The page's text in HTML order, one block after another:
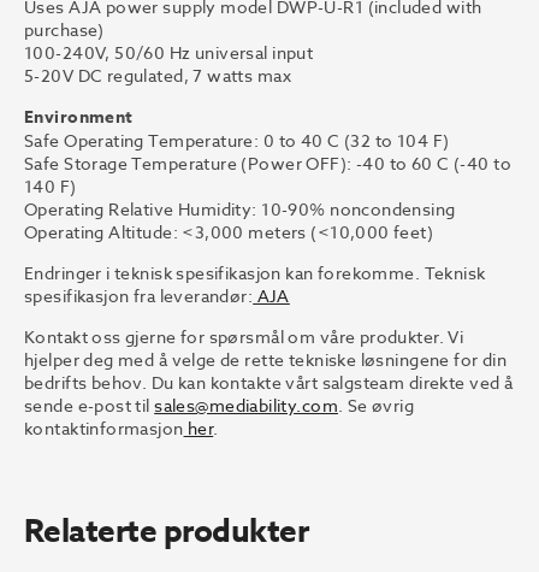
Uses AJA power supply model DWP-U-R1 (included with
purchase)
100-240V, 50/60 Hz universal input
5-20V DC regulated, 7 watts max
Environment
Safe Operating Temperature: 0 to 40 C (32 to 104 F)
Safe Storage Temperature (Power OFF): -40 to 60 C (-40 to
140 F)
Operating Relative Humidity: 10-90% noncondensing
Operating Altitude: <3,000 meters (<10,000 feet)
Endringer i teknisk spesifikasjon kan forekomme. Teknisk
spesifikasjon fra leverandør: AJA
Kontakt oss gjerne for spørsmål om våre produkter. Vi
hjelper deg med å velge de rette tekniske løsningene for din
bedrifts behov. Du kan kontakte vårt salgsteam direkte ved å
sende e-post tilsales@mediability.com. Se øvrig
kontaktinformasjon her.
Relaterte produkter